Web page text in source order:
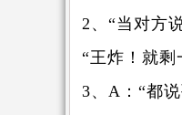
2、“当对方
“王炸！就剩
3、A：“都